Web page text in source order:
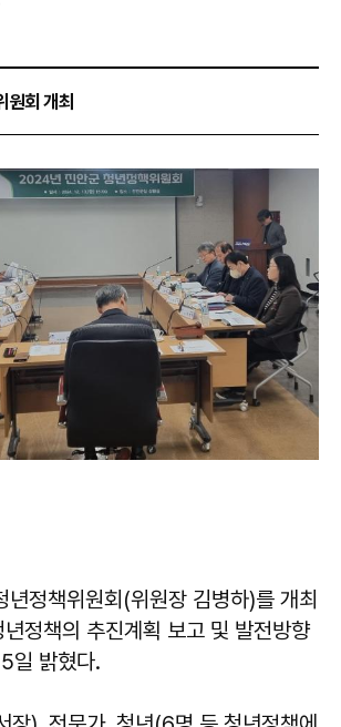
회 개최
년정책위원회(위원장 김병하)를 개최
정책의 추진계획 보고 및 발전방향
일 밝혔다.